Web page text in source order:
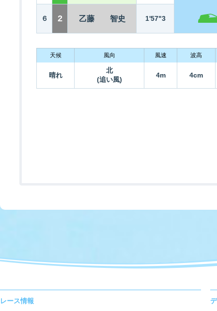
６ 2 乙藤 智史 1'57"3
天候 風向 風速 波高
晴れ
北
(追い風)
4m 4cm
レース情報